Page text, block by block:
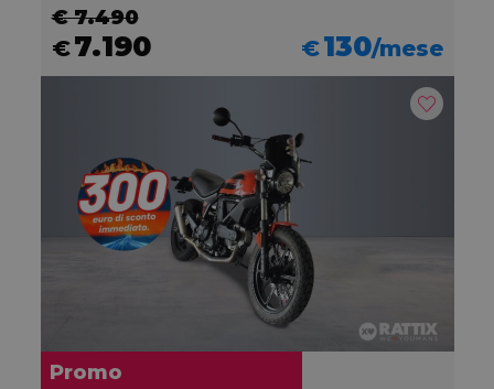
€ 7.490
€7.190 €130/mese
Promo